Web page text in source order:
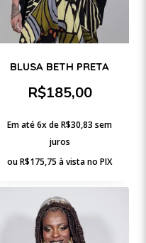
BLUSA BETH PRETA
R$185,00
Em até 6x deR$30,83 sem
juros
ouR$175,75 à vista no PIX